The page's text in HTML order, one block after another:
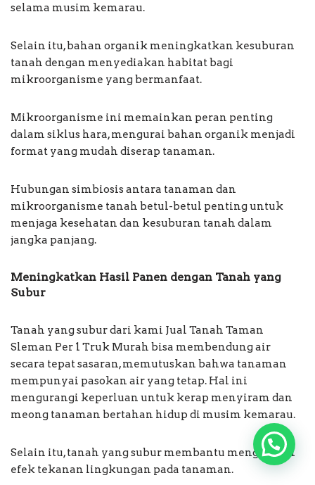
selama musim kemarau.
Selain itu, bahan organik meningkatkan kesuburan
tanah dengan menyediakan habitat bagi
mikroorganisme yang bermanfaat.
Mikroorganisme ini memainkan peran penting
dalam siklus hara, mengurai bahan organik menjadi
format yang mudah diserap tanaman.
Hubungan simbiosis antara tanaman dan
mikroorganisme tanah betul-betul penting untuk
menjaga kesehatan dan kesuburan tanah dalam
jangka panjang.
Meningkatkan Hasil Panen dengan Tanah yang
Subur
Tanah yang subur dari kami Jual Tanah Taman
Sleman Per 1 Truk Murah bisa membendung air
secara tepat sasaran, memutuskan bahwa tanaman
mempunyai pasokan air yang tetap. Hal ini
mengurangi keperluan untuk kerap menyiram dan
meong tanaman bertahan hidup di musim kemarau.
Selain itu, tanah yang subur membantu mengurangi
efek tekanan lingkungan pada tanaman.